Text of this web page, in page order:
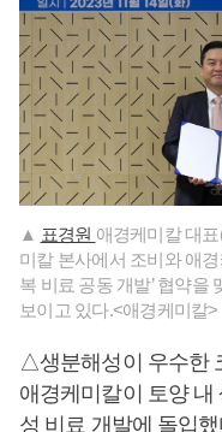
▲ 표경원 애경케미칼 대
미칼 본사에서 조비와 애
복 비료 공동 개발’ 협약을
보이고 있다.<애경케미칼>
△생분해성이 우수한
애경케미칼이 토양
성 비료 개발에 돌입